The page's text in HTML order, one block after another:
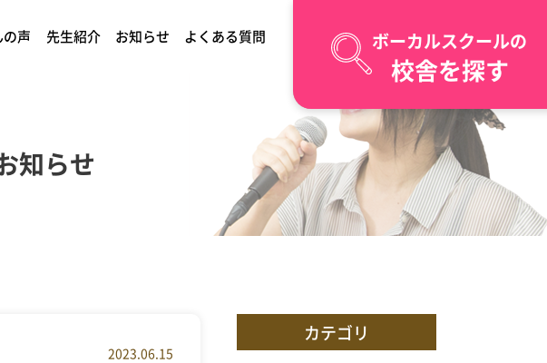
声 先生紹介 お知らせ よくある質問 ボーカルスクールの
校舎を探す
知らせ
2023.06.15
カテゴリ